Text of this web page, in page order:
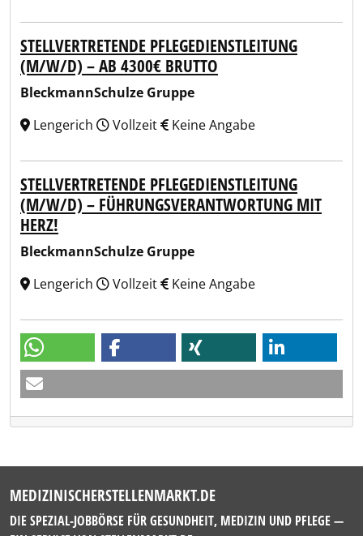
STELLVERTRETENDE PFLEGEDIENSTLEITUNG
(M/W/D) – AB 4300€ BRUTTO
BleckmannSchulze Gruppe
Lengerich
Vollzeit Keine Angabe
STELLVERTRETENDE PFLEGEDIENSTLEITUNG
(M/W/D) – FÜHRUNGSVERANTWORTUNG MIT
HERZ!
BleckmannSchulze Gruppe
Lengerich
Vollzeit Keine Angabe
MEDIZINISCHERSTELLENMARKT.DE
DIE SPEZIAL-JOBBÖRSE FÜR GESUNDHEIT, MEDIZIN UND PFLEGE —